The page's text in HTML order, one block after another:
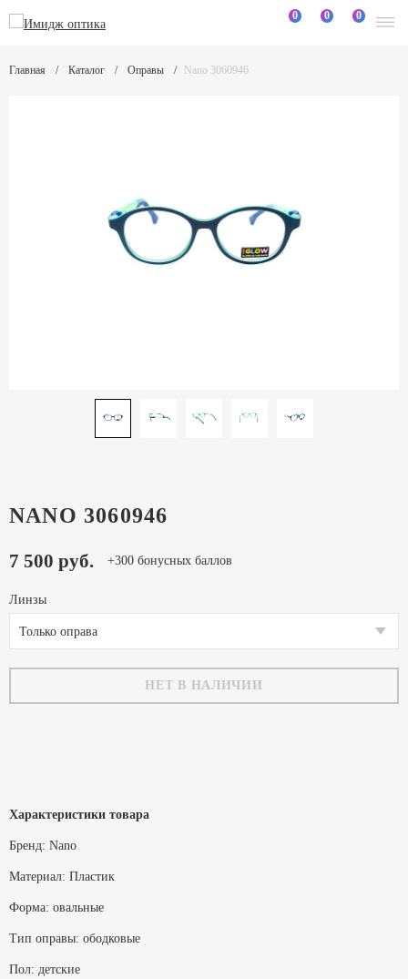
0 0 0
Главная Каталог Оправы Nano 3060946
NANO 3060946
7 500 руб. +300 бонусных баллов
Линзы
Только оправа
НЕТ В НАЛИЧИИ
Характеристики товара
Бренд: Nano
Материал: Пластик
Форма: овальные
Тип оправы: ободковые
Пол: детские